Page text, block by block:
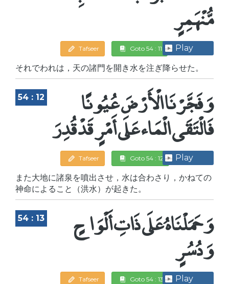
مُّنْهَمِرٍ
Tafseer Goto 54 : 11 Play
それでわれは，天の諸門を開き水を注ぎ降らせた。
54 : 12 وَفَجَّرْنَا الْأَرْضَ عُيُونًا
فَالْتَقَى الْمَاء عَلَى أَمْرٍ قَدْ قُدِرَ
Tafseer Goto 54 : 12 Play
また大地に諸泉を噴出させ，水は合わさり，かねての
神命によること（洪水）が起きた。
54 : 13 وَحَمَلْنَاهُ عَلَى ذَاتِ أَلْوَاحٍ
وَدُسُرٍ
Tafseer Goto 54 : 13 Play